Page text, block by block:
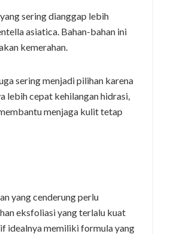
sering dianggap lebih
asiatica. Bahan-bahan ini
kemerahan.
sering menjadi pilihan karena
lebih cepat kehilangan hidrasi,
menjaga kulit tetap
yang cenderung perlu
eksfoliasi yang terlalu kuat
idealnya memiliki formula yang